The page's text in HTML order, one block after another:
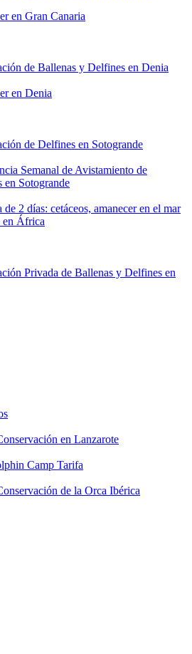
en Gran Canaria
de Ballenas y Delfines en Denia
en Denia
de Delfines en Sotogrande
Semanal de Avistamiento de
en Sotogrande
de 2 días: cetáceos, amanecer en el mar
en África
Privada de Ballenas y Delfines en
en Lanzarote
Camp Tarifa
de la Orca Ibérica